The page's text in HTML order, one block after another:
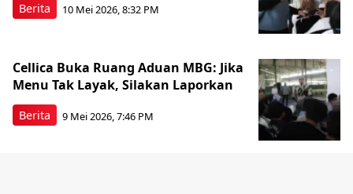
Berita 10 Mei 2026, 8:32 PM
Berita
Cellica Buka Ruang Aduan MBG: Jika
Menu Tak Layak, Silakan Laporkan
9 Mei 2026, 7:46 PM